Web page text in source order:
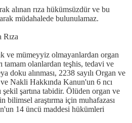
alınan rıza hükümsüzdür ve bu
müdahalede bulunulamaz.
Rıza
ve mümeyyiz olmayanlardan organ
tamam olanlardan teşhis, tedavi ve
doku alınması, 2238 sayılı Organ ve
Nakli Hakkında Kanun'un 6 ncı
şekil şartına tabidir. Ölüden organ ve
bilimsel araştırma için muhafazası
14 üncü maddesi hükümleri